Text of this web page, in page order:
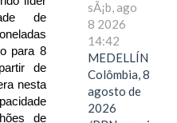
de
para 8
de
nesta
de
sÃ¡b, ago
8 2026
14:42
MEDELLÍN,
Colômbia, 8 de
agosto de
2026